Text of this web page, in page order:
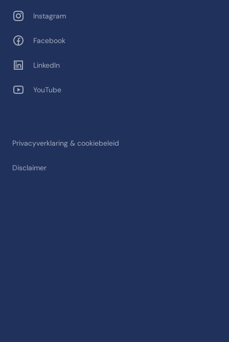
Privacyverklaring & cookiebeleid
Disclaimer
Instagram
Facebook
LinkedIn
YouTube